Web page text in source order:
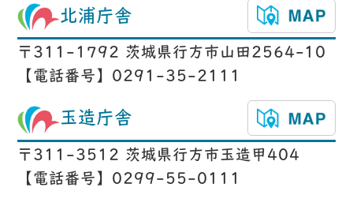
北浦庁舎
〒311-1792 茨城県行方市山田2564-10
【電話番号】0291-35-2111
玉造庁舎
〒311-3512 茨城県行方市玉造甲404
【電話番号】0299-55-0111